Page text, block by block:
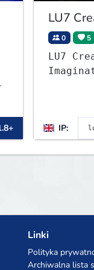
LU7
0 5
LU7
IP:
Linki
Polityka
Archiwalna lista